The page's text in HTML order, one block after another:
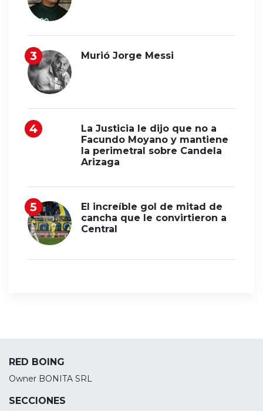
Murió Jorge Messi
La Justicia le dijo que no a
Facundo Moyano y mantiene
la perimetral sobre Candela
Arizaga
El increíble gol de mitad de
cancha que le convirtieron a
Central
RED BOING
Owner BONITA SRL
SECCIONES